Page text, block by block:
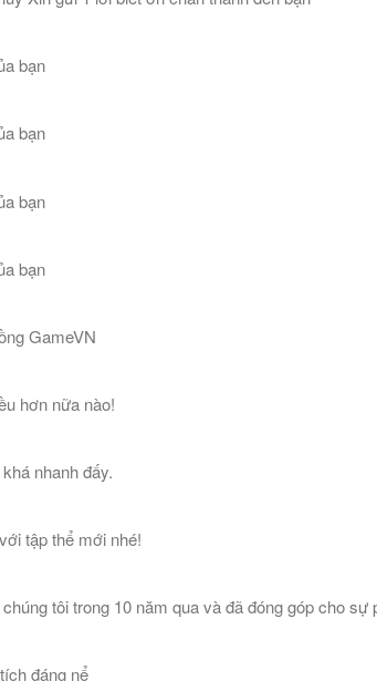
bạn
bạn
bạn
bạn
GameVN
hơn nữa nào!
nhanh đấy.
tập thể mới nhé!
tôi trong 10 năm qua và đã đóng góp cho sự
đáng nể